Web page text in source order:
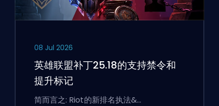
08 Jul 2026
英雄联盟补丁25.18的支持禁令和
提升标记
简而言之: Riot的新排名执法&…